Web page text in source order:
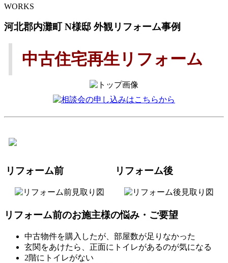
WORKS
河北郡内灘町 N様邸 外観リフォーム事例
中古住宅再生リフォーム
リフォーム前 リフォーム後
リフォーム前のお施主様の悩み・ご要望
中古物件を購入したが、部屋数が足りなかった
玄関をあけたら、正面にトイレがあるのが気になる
2階にトイレがない